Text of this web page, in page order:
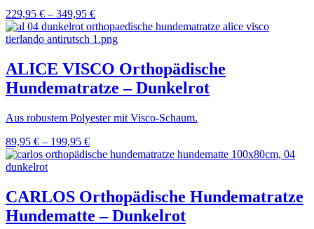
229,95 € – 349,95 €
ALICE VISCO Orthopädische
Hundematratze – Dunkelrot
Aus robustem Polyester mit Visco-Schaum.
89,95 € – 199,95 €
CARLOS Orthopädische Hundematratze
Hundematte – Dunkelrot